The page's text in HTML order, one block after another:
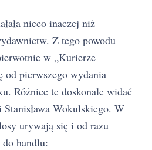
nieco inaczej niż
Z tego powodu
w „Kurierze
od pierwszego wydania
Różnice te doskonale widać
Wokulskiego. W
urywają się i od razu
handlu: